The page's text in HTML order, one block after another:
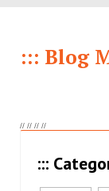
::: Blog
// // // //
:::